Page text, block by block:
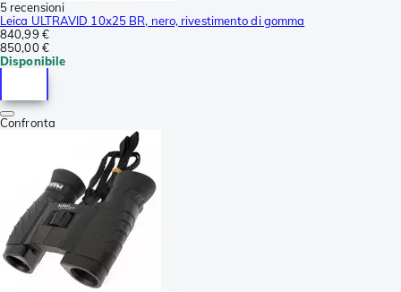
5 recensioni
Leica ULTRAVID 10x25 BR, nero, rivestimento di gomma
840,99 €
850,00 €
Disponibile
Confronta